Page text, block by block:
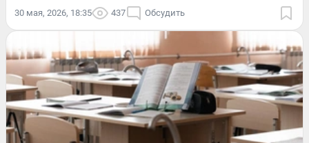
30 мая, 2026, 18:35 437 Обсудить